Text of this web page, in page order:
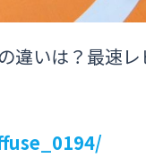
違いは？最速